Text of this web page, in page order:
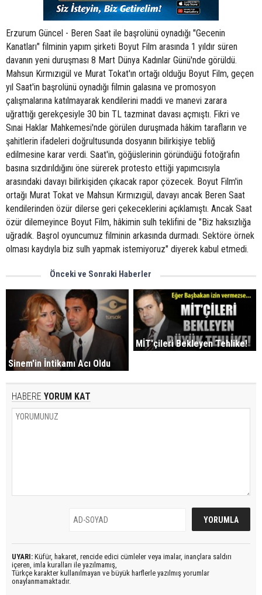
Erzurum Güncel - Beren Saat ile başrolünü oynadığı "Gecenin
Kanatları" filminin yapım şirketi Boyut Film arasında 1 yıldır süren
davanın yeni duruşması 8 Mart Dünya Kadınlar Günü'nde görüldü.
Mahsun Kırmızıgül ve Murat Tokat'ın ortağı olduğu Boyut Film, geçen
yıl Saat'in başrolünü oynadığı filmin galasına ve promosyon
çalışmalarına katılmayarak kendilerini maddi ve manevi zarara
uğrattığı gerekçesiyle 30 bin TL tazminat davası açmıştı. Fikri ve
Sınai Haklar Mahkemesi'nde görülen duruşmada hâkim tarafların ve
şahitlerin ifadeleri doğrultusunda dosyanın bilirkişiye tebliğ
edilmesine karar verdi. Saat'in, göğüslerinin göründüğü fotoğrafın
basına sızdırıldığını öne sürerek protesto ettiği yapımcısıyla
arasındaki davayı bilirkişiden çıkacak rapor çözecek. Boyut Film'in
ortağı Murat Tokat ve Mahsun Kırmızıgül, davayı ancak Beren Saat
kendilerinden özür dilerse geri çekeceklerini açıklamıştı. Ancak Saat
özür dilemeyince Boyut Film, hâkimin sulh teklifini de "Biz haksızlığa
uğradık. Başrol oyuncumuz filminin arkasında durmadı. Sektöre örnek
olması kaydıyla biz sulh yapmak istemiyoruz" diyerek kabul etmedi.
Önceki ve Sonraki Haberler
Sinem'in İntikamı Acı Oldu
MİT'çileri Bekleyen Tehlike!
HABERE YORUM KAT
UYARI: Küfür, hakaret, rencide edici cümleler veya imalar, inançlara saldırı
içeren, imla kuralları ile yazılmamış,
Türkçe karakter kullanılmayan ve büyük harflerle yazılmış yorumlar
onaylanmamaktadır.